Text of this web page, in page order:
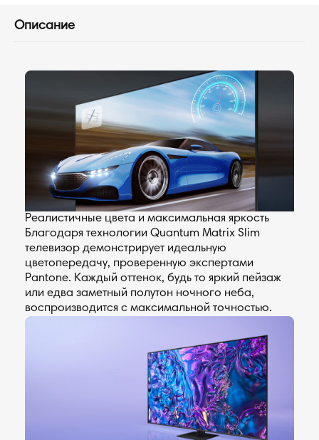
Описание
Реалистичные цвета и максимальная яркость
Благодаря технологии Quantum Matrix Slim
телевизор демонстрирует идеальную
цветопередачу, проверенную экспертами
Pantone. Каждый оттенок, будь то яркий пейзаж
или едва заметный полутон ночного неба,
воспроизводится с максимальной точностью.